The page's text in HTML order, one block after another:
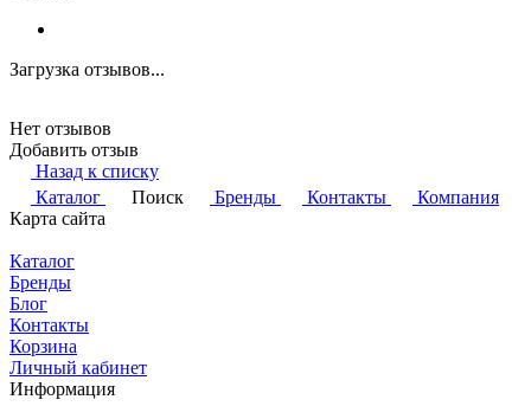
Загрузка отзывов...
Нет отзывов
Добавить отзыв
Назад к списку
Каталог
Поиск Бренды Контакты
Компания
Карта сайта
Каталог
Бренды
Блог
Контакты
Корзина
Личный кабинет
Информация